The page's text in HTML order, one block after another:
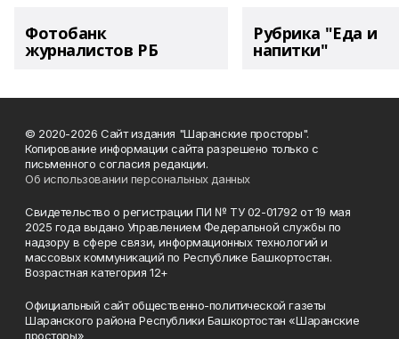
Фотобанк
журналистов РБ
Рубрика "Еда и
напитки"
© 2020-2026 Сайт издания "Шаранские просторы".
Копирование информации сайта разрешено только с
письменного согласия редакции.
Об использовании персональных данных
Свидетельство о регистрации ПИ № ТУ 02-01792 от 19 мая
2025 года выдано Управлением Федеральной службы по
надзору в сфере связи, информационных технологий и
массовых коммуникаций по Республике Башкортостан.
Возрастная категория 12+
Официальный сайт общественно-политической газеты
Шаранского района Республики Башкортостан «Шаранские
просторы»